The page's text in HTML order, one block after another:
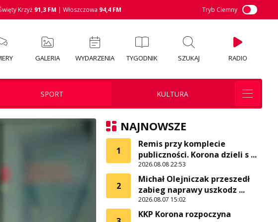
Krzyż 91,3 FM | Włoszczowa 94,4 FM Tryb Ciemny
GALERIA WYDARZENIA TYGODNIK SZUKAJ RADIO
SPORT KULTURA
NAJNOWSZE
1
Remis przy komplecie
publiczności. Korona dzieli s ...
2026.08.08 22:53
2
Michał Olejniczak przeszedł
zabieg naprawy uszkodz ...
2026.08.07 15:02
KKP Korona rozpoczyna